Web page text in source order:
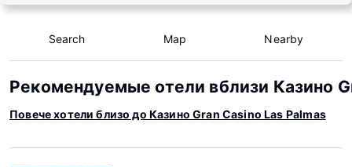
Search Map Nearby
Рекомендуемые отели вблизи Казино
Повече хотели близо до Казино Gran Casino Las Palmas